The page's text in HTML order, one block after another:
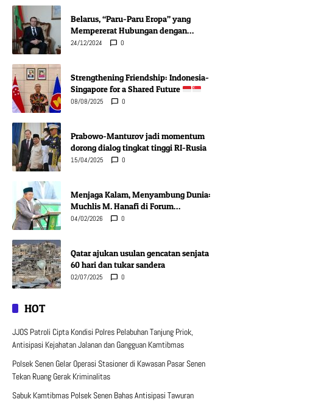
Belarus, “Paru-Paru Eropa” yang
Mempererat Hubungan dengan
Indonesia di Berbagai Bidang
24/12/2024 0
Strengthening Friendship: Indonesia-
Singapore for a Shared Future
08/08/2025 0
Prabowo-Manturov jadi momentum
dorong dialog tingkat tinggi RI-Rusia
15/04/2025 0
Menjaga Kalam, Menyambung Dunia:
Muchlis M. Hanafi di Forum
Pentashihan Mushaf Karbala
04/02/2026 0
Qatar ajukan usulan gencatan senjata
60 hari dan tukar sandera
02/07/2025 0
HOT
JJOS Patroli Cipta Kondisi Polres Pelabuhan Tanjung Priok,
Antisipasi Kejahatan Jalanan dan Gangguan Kamtibmas
Polsek Senen Gelar Operasi Stasioner di Kawasan Pasar Senen
Tekan Ruang Gerak Kriminalitas
Sabuk Kamtibmas Polsek Senen Bahas Antisipasi Tawuran